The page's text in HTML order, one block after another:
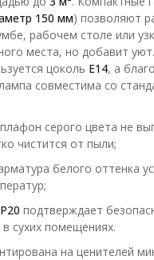
150 мм) позволяют
рабочем столе или
места, но добавит
цоколь E14, а
совместима со
серого цвета не
чистится от пыли;
белого оттенка
подтверждает
сухих помещениях.
на ценителей